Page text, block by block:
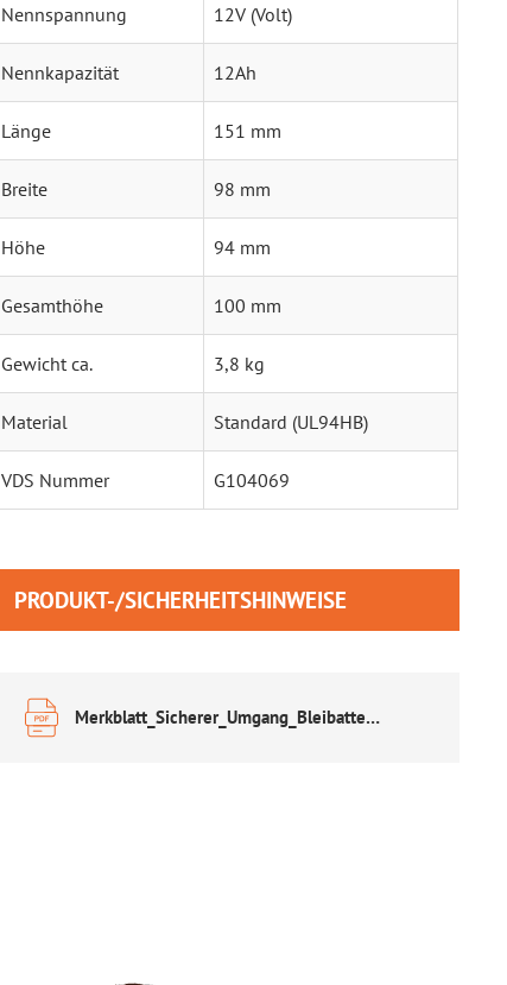
Nennspannung 12V (Volt)
Nennkapazität 12Ah
Länge 151 mm
Breite 98 mm
Höhe 94 mm
Gesamthöhe 100 mm
Gewicht ca. 3,8 kg
Material Standard (UL94HB)
VDS Nummer G104069
PRODUKT-/SICHERHEITSHINWEISE
Merkblatt_Sicherer_Umgang_Bleibatterien.pdf